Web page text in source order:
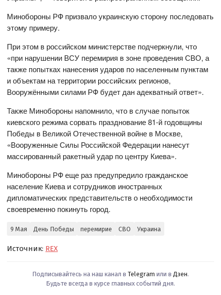
Минобороны РФ призвало украинскую сторону последовать
этому примеру.
При этом в российском министерстве подчеркнули, что
«при нарушении ВСУ перемирия в зоне проведения СВО, а
также попытках нанесения ударов по населенным пунктам
и объектам на территории российских регионов,
Вооружёнными силами РФ будет дан адекватный ответ».
Также Минобороны напомнило, что в случае попыток
киевского режима сорвать празднование 81-й годовщины
Победы в Великой Отечественной войне в Москве,
«Вооруженные Силы Российской Федерации нанесут
массированный ракетный удар по центру Киева».
Минобороны РФ еще раз предупредило гражданское
население Киева и сотрудников иностранных
дипломатических представительств о необходимости
своевременно покинуть город.
9 Мая День Победы перемирие СВО Украина
Источник: REX
Подписывайтесь на наш канал в Telegram или в Дзен.
Будьте всегда в курсе главных событий дня.